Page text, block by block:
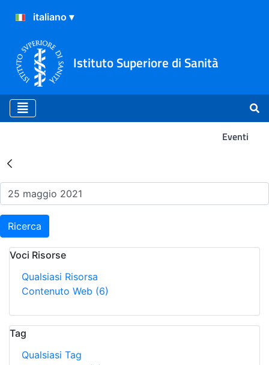
Istituto Superiore di Sanità
Eventi
Risultati della Ricerca -
Ricerca
Voci Risorse
Qualsiasi Risorsa
Contenuto Web (6)
Tag
Qualsiasi Tag